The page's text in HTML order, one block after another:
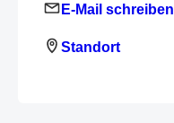
E-Mail schreiben
Standort